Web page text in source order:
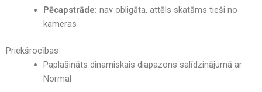
Pēcapstrāde: nav obligāta, attēls skatāms tieši no
kameras
Priekšrocības
Paplašināts dinamiskais diapazons salīdzinājumā ar
Normal